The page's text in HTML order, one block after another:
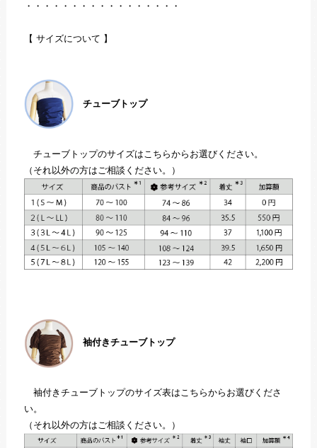
・・・・・・・・・・・・・・・・・
【 サイズについて 】
チューブトップ
チューブトップのサイズはこちらからお選びください。
（それ以外の方はご相談ください。）
袖付きチューブトップ
袖付きチューブトップのサイズ表はこちらからお選びくださ
い。
（それ以外の方はご相談ください。）